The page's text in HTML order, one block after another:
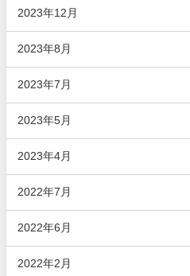
2023年12月
2023年8月
2023年7月
2023年5月
2023年4月
2022年7月
2022年6月
2022年2月